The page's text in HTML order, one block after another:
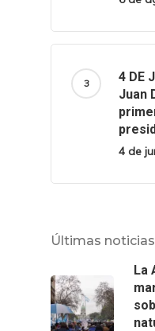
4 DE
Juan
4 de
Últimas noticias
La